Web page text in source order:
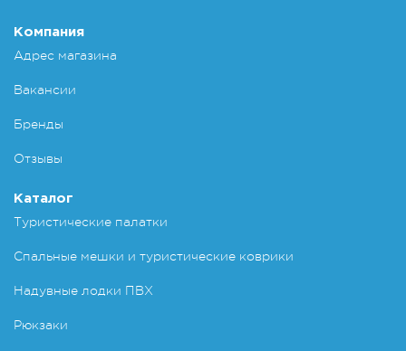
Компания
Адрес магазина
Вакансии
Бренды
Отзывы
Каталог
Туристические палатки
Спальные мешки и туристические коврики
Надувные лодки ПВХ
Рюкзаки